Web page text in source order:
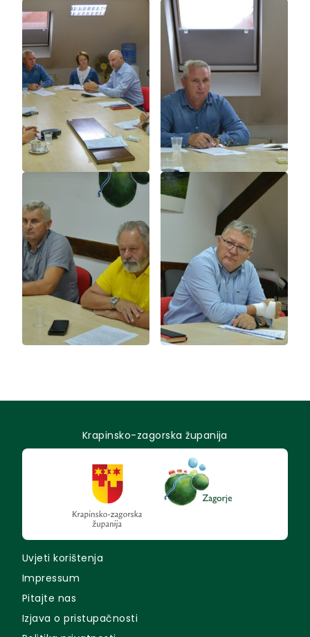
Krapinsko-zagorska županija
Uvjeti korištenja
Impressum
Pitajte nas
Izjava o pristupačnosti